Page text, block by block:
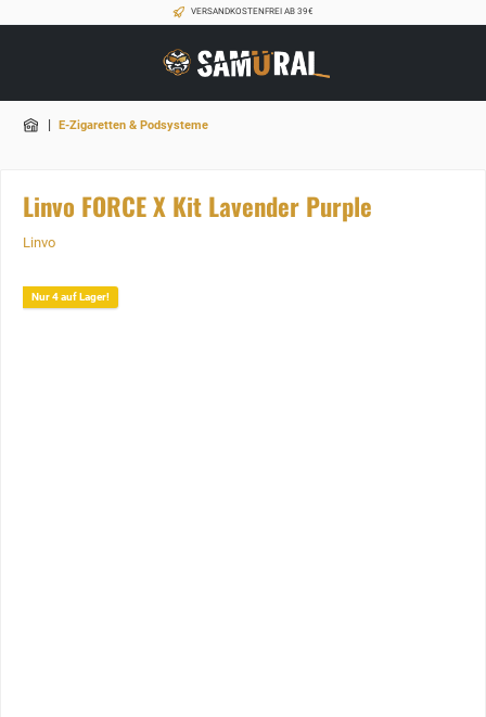
VERSANDKOSTENFREI AB 39€
| E-Zigaretten & Podsysteme
Linvo FORCE X Kit Lavender Purple
Linvo
Nur 4 auf Lager!